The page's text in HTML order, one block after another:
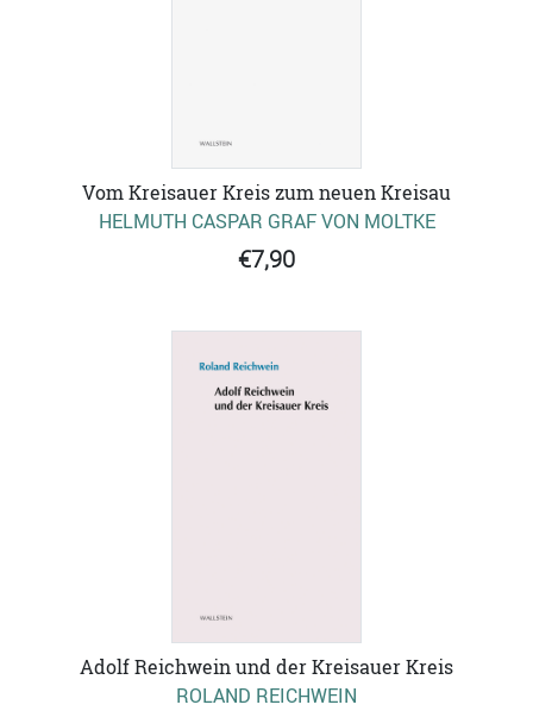
Vom Kreisauer Kreis zum neuen Kreisau
HELMUTH CASPAR GRAF VON MOLTKE
€7,90
Adolf Reichwein und der Kreisauer Kreis
ROLAND REICHWEIN